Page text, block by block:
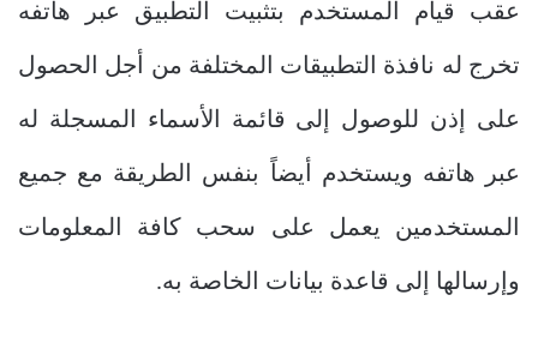
عقب قيام المستخدم بتثبيت التطبيق عبر هاتفه
تخرج له نافذة التطبيقات المختلفة من أجل الحصول
على إذن للوصول إلى قائمة الأسماء المسجلة له
عبر هاتفه ويستخدم أيضاً بنفس الطريقة مع جميع
المستخدمين يعمل على سحب كافة المعلومات
وإرسالها إلى قاعدة بيانات الخاصة به.